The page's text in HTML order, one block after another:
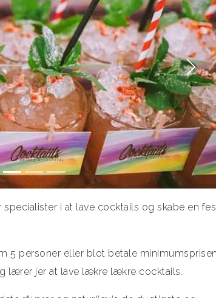
i at lave cocktails og skabe en
5 personer eller blot betale
lærer jer at lave lækre lækre cocktails.